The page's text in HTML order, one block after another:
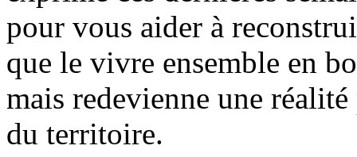
pour vous aider à
que le vivre ensemble en
mais redevienne une
du territoire.